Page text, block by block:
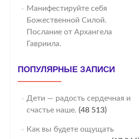
Манифестируйте себя
Божественной Силой.
Послание от Архангела
Гавриила.
ПОПУЛЯРНЫЕ ЗАПИСИ
Дети — радость сердечная и
счастье наше. (48 513)
Как вы будете ощущать